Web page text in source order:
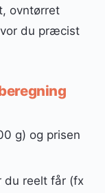
ovntørret
du præcist
g) og prisen
du reelt får (fx